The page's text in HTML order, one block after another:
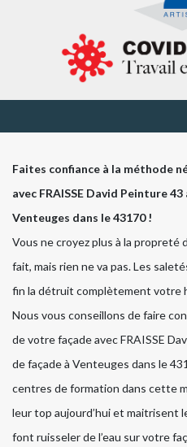
Faites confiance à la méthode
avec FRAISSE David Peinture
Venteuges dans le 43170 !
Vous ne croyez plus à la propreté
fait, mais rien ne va pas. Les
fin la détruit complètement votre
Nous vous conseillons de faire
de votre façade avec FRAISSE
de façade à Venteuges dans le
centres de formation dans cette
leur top aujourd’hui et maitrisent
font ruisseler de l’eau sur votre